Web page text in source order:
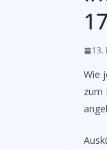
13.
Wie
zum